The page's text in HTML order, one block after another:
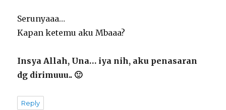
Serunyaaa…
Kapan ketemu aku Mbaaa?
Insya Allah, Una… iya nih, aku penasaran
dg dirimuuu.. 🙂
Reply